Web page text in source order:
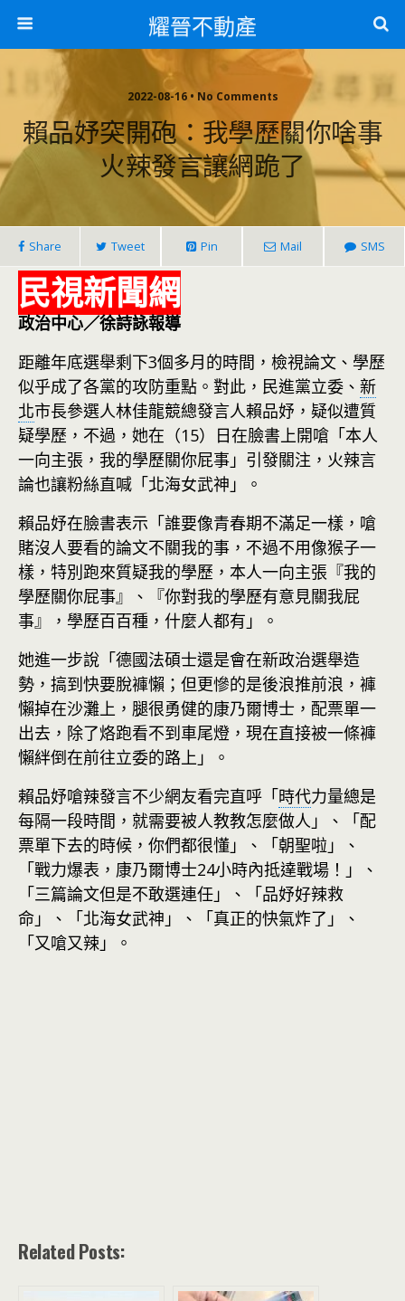
耀晉不動產
2022-08-16 • No Comments
賴品妤突開砲：我學歷關你啥事
火辣發言讓網跪了
Share Tweet Pin Mail SMS
民視新聞網
政治中心／徐詩詠報導
距離年底選舉剩下3個多月的時間，檢視論文、學歷
似乎成了各黨的攻防重點。對此，民進黨立委、 新
北市長參選人林佳龍競總發言人賴品妤，疑似遭質
疑學歷，不過，她在（15）日在臉書上開嗆「本人
一向主張，我的學歷關你屁事」引發關注，火辣言
論也讓粉絲直喊「北海女武神」。
賴品妤在臉書表示「誰要像青春期不滿足一樣，嗆
賭沒人要看的論文不關我的事，不過不用像猴子一
樣，特別跑來質疑我的學歷，本人一向主張『我的
學歷關你屁事』、『你對我的學歷有意見關我屁
事』，學歷百百種，什麼人都有」。
她進一步說「德國法碩士還是會在新政治選舉造
勢，搞到快要脫褲懶；但更慘的是後浪推前浪，褲
懶掉在沙灘上，腿很勇健的康乃爾博士，配票單一
出去，除了烙跑看不到車尾燈，現在直接被一條褲
懶絆倒在前往立委的路上」。
賴品妤嗆辣發言不少網友看完直呼「時代力量總是
每隔一段時間，就需要被人教教怎麼做人」、「配
票單下去的時候，你們都很懂」、「朝聖啦」、
「戰力爆表，康乃爾博士24小時內抵達戰場！」、
「三篇論文但是不敢選連任」、「品妤好辣救
命」、「北海女武神」、「真正的快氣炸了」、
「又嗆又辣」。
Related Posts: